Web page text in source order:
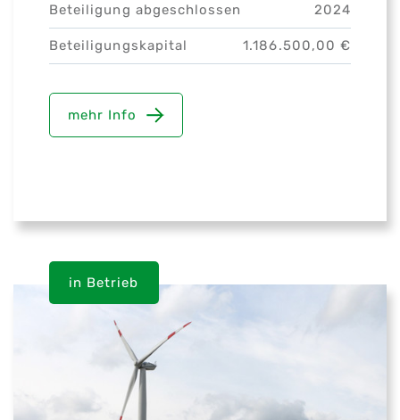
Beteiligung abgeschlossen 2024
Beteiligungskapital 1.186.500,00 €
mehr Info
in Betrieb